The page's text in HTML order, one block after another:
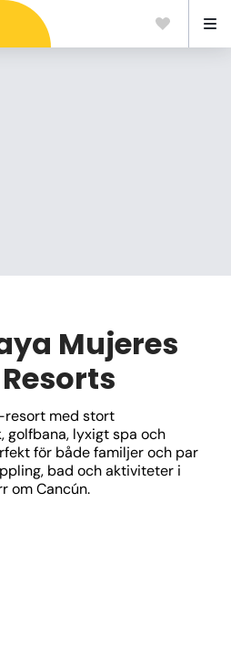
Mujeres
resort med stort
golfbana, lyxigt spa och
för både familjer och par
bad och aktiviteter i
om Cancún.